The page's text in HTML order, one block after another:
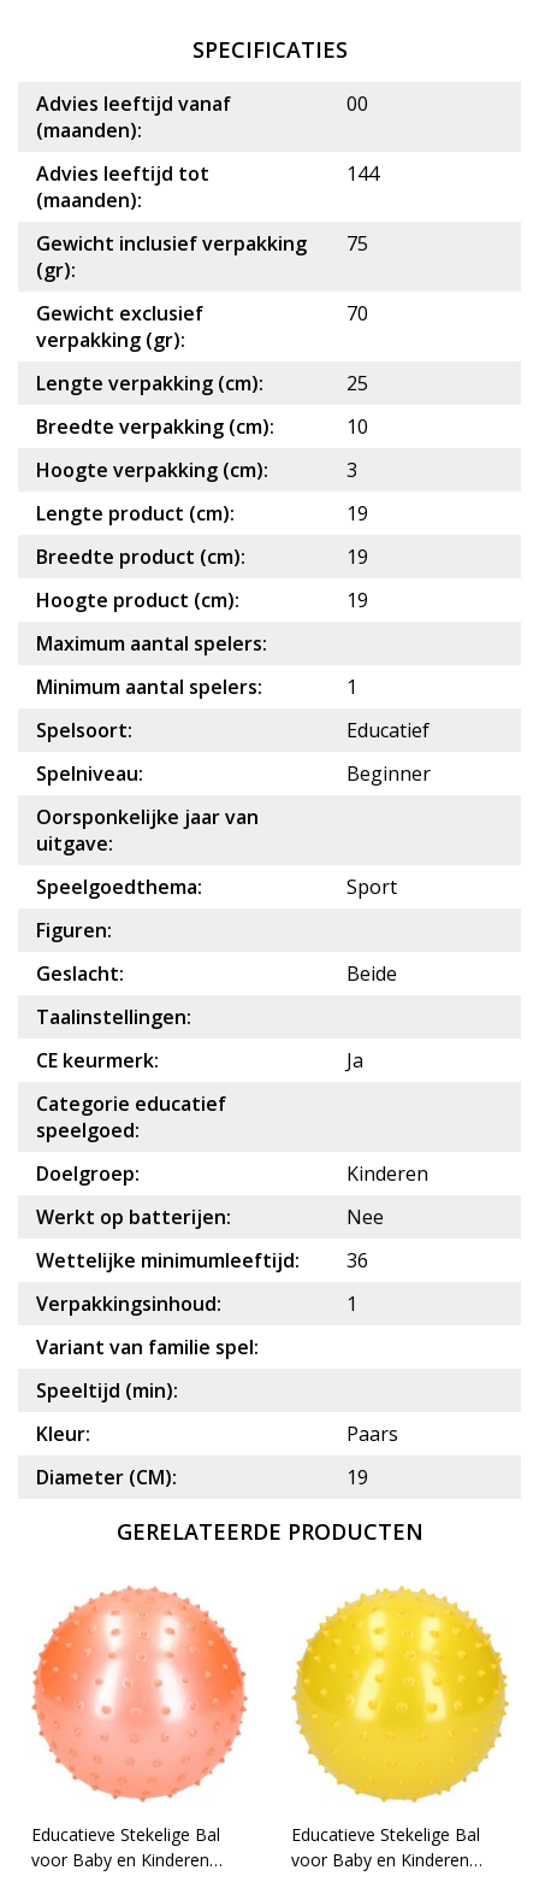
SPECIFICATIES
Advies leeftijd vanaf
(maanden):
00
Advies leeftijd tot
(maanden):
144
Gewicht inclusief verpakking
(gr):
75
Gewicht exclusief
verpakking (gr):
70
Lengte verpakking (cm):
25
Breedte verpakking (cm):
10
Hoogte verpakking (cm):
3
Lengte product (cm):
19
Breedte product (cm):
19
Hoogte product (cm):
19
Maximum aantal spelers:
Minimum aantal spelers:
1
Spelsoort:
Educatief
Spelniveau:
Beginner
Oorsponkelijke jaar van
uitgave:
Speelgoedthema:
Sport
Figuren:
Geslacht:
Beide
Taalinstellingen:
CE keurmerk:
Ja
Categorie educatief
speelgoed:
Doelgroep:
Kinderen
Werkt op batterijen:
Nee
Wettelijke minimumleeftijd:
36
Verpakkingsinhoud:
1
Variant van familie spel:
Speeltijd (min):
Kleur:
Paars
Diameter (CM):
19
GERELATEERDE PRODUCTEN
Educatieve Stekelige Bal
voor Baby en Kinderen
Educatieve Stekelige Bal
voor Baby en Kinderen